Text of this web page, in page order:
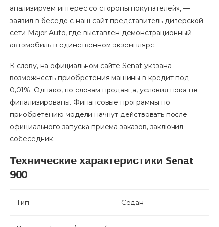
анализируем интерес со стороны покупателей», —
заявил в беседе с наш сайт представитель дилерской
сети Major Auto, где выставлен демонстрационный
автомобиль в единственном экземпляре.
К слову, на официальном сайте Senat указана
возможность приобретения машины в кредит под
0,01%. Однако, по словам продавца, условия пока не
финализированы. Финансовые программы по
приобретению модели начнут действовать после
официального запуска приема заказов, заключил
собеседник.
Технические характеристики Senat
900
Тип Седан